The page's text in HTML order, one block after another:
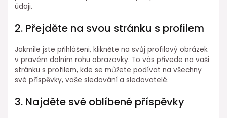
údaji.
2. Přejděte na svou stránku s profilem
Jakmile jste přihlášeni, klikněte na svůj profilový obrázek
v pravém dolním rohu obrazovky. To vás přivede na vaši
stránku s profilem, kde se můžete podívat na všechny
své příspěvky, vaše sledování a sledovatelé.
3. Najděte své oblíbené příspěvky